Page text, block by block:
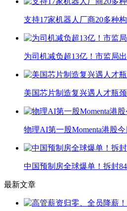
支持17家机器人厂商20多种
为司机减负超13亿！市监局
美国芯片制造复兴遇人才瓶
物理AI第一股Momenta港股
中国预制房全球爆单！拆封
最新文章